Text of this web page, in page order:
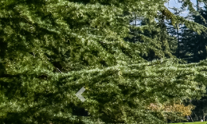
Précédent